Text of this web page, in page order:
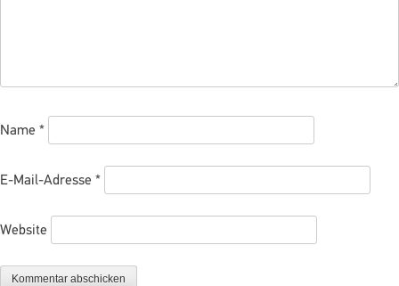
Name *
E-Mail-Adresse *
Website